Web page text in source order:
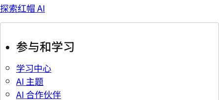
探索红帽 AI
参与和学习
学习中心
AI 主题
AI 合作伙伴